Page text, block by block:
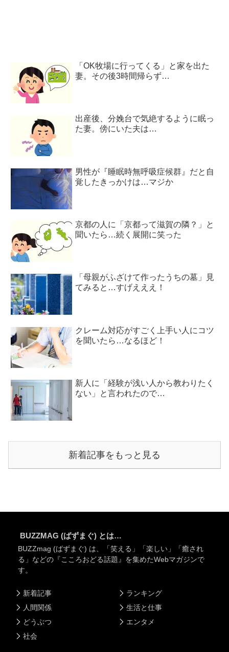
「OK牧場に行ってくる」と家を出た
妻。その後3時間帰らず…
出産後、分娩台で気絶するように眠っ
た妻。傍にいた夫は…
男性が『睡眠時無呼吸症候群』だと自
覚したきっかけは…マジか
京都の人に「京都って滋賀の隣？」と
聞いたら…続く展開に笑った
「母親がふざけて作ったうちの墓」見
てみると…すげえええ！
クレーム対応がすごく上手い人にコツ
を聞いたら…なるほど！
新人に「経験が浅い人から教わりたく
ない」と言われたので…
新着記事をもっと見る
BUZZMAG (ばずまぐ) とは…
BUZZmag (ばずまぐ) は、「笑える」「楽しい」「癒され
る」などの『こころおどる話題』を集めたWebマガジンで
す。
新着記事
人間関係
どうぶつ
社会
ランキング
生活と仕事
エンタメ